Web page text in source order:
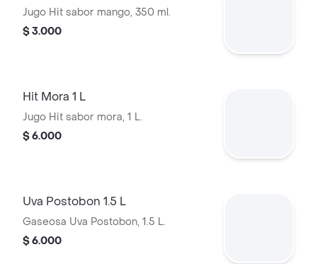
Jugo Hit sabor mango, 350 ml.
$ 3.000
Hit Mora 1 L
Jugo Hit sabor mora, 1 L.
$ 6.000
Uva Postobon 1.5 L
Gaseosa Uva Postobon, 1.5 L.
$ 6.000